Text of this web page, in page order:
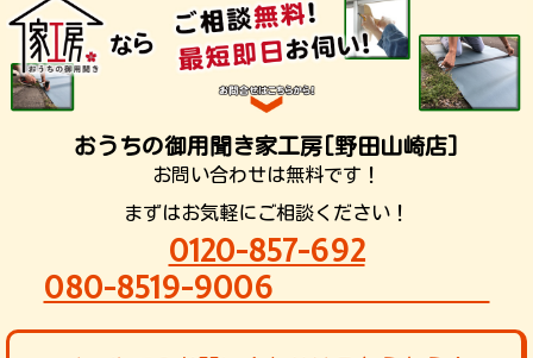
おうちの御用聞き家工房[野田山崎店]
お問い合わせは無料です！
まずはお気軽にご相談ください！
0120-857-692
080-8519-9006